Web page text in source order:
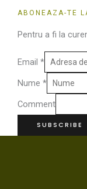
ABONEAZA-TE
Pentru a fi la
Nume *
Email *
Comment
SUBSCRIBE